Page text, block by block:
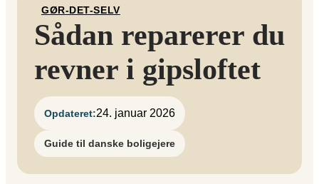
GØR-DET-SELV
Sådan reparerer du
revner i gipsloftet
Opdateret:24. januar 2026
Guide til danske boligejere